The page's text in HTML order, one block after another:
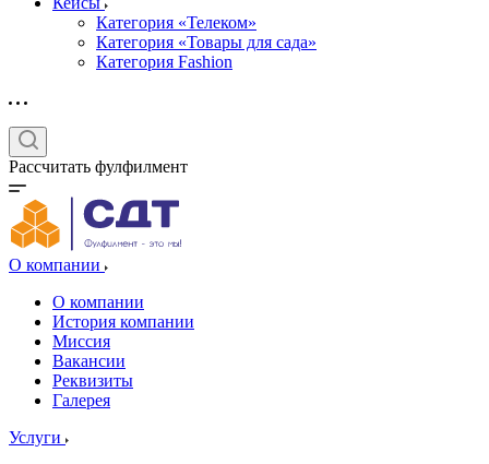
Категория «Телеком»
Категория «Товары для сада»
Категория Fashion
Рассчитать фулфилмент
О компании
О компании
История компании
Миссия
Вакансии
Реквизиты
Галерея
Услуги